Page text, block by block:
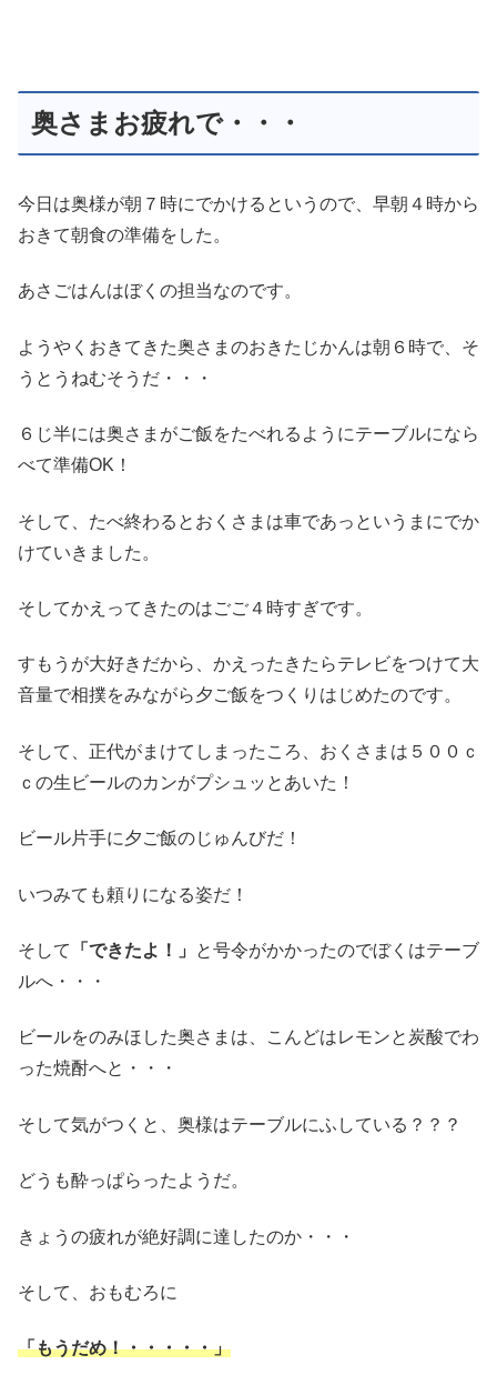
奥さまお疲れで・・・
今日は奥様が朝７時にでかけるというので、早朝４時から
おきて朝食の準備をした。
あさごはんはぼくの担当なのです。
ようやくおきてきた奥さまのおきたじかんは朝６時で、そ
うとうねむそうだ・・・
６じ半には奥さまがご飯をたべれるようにテーブルになら
べて準備OK！
そして、たべ終わるとおくさまは車であっというまにでか
けていきました。
そしてかえってきたのはごご４時すぎです。
すもうが大好きだから、かえったきたらテレビをつけて大
音量で相撲をみながら夕ご飯をつくりはじめたのです。
そして、正代がまけてしまったころ、おくさまは５００ｃ
ｃの生ビールのカンがプシュッとあいた！
ビール片手に夕ご飯のじゅんびだ！
いつみても頼りになる姿だ！
そして 「できたよ！」
と号令がかかったのでぼくはテーブ
ルへ・・・
ビールをのみほした奥さまは、こんどはレモンと炭酸でわ
った焼酎へと・・・
そして気がつくと、奥様はテーブルにふしている？？？
どうも酔っぱらったようだ。
きょうの疲れが絶好調に達したのか・・・
そして、おもむろに
「もうだめ！・・・・・」